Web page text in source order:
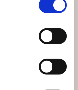
Célina
ET
PRISE
personnel